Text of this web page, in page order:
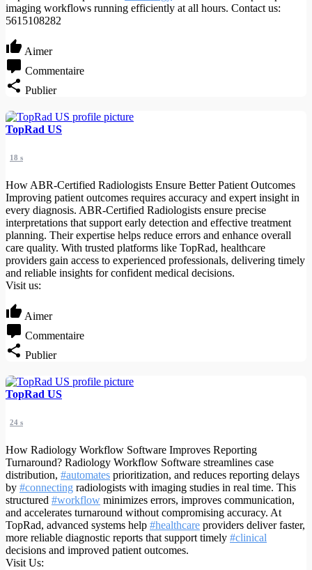
imaging workflows running efficiently at all hours. Contact us:
5615108282
Aimer
Commentaire
Publier
TopRad US
18 s
How ABR-Certified Radiologists Ensure Better Patient Outcomes
Improving patient outcomes requires accuracy and expert insight in
every diagnosis. ABR-Certified Radiologists ensure precise
interpretations that support early detection and effective treatment
planning. Their expertise helps reduce errors and enhance overall
care quality. With trusted platforms like TopRad, healthcare
providers gain access to experienced professionals, delivering timely
and reliable insights for confident medical decisions.
Visit us:
Aimer
Commentaire
Publier
TopRad US
24 s
How Radiology Workflow Software Improves Reporting
Turnaround? Radiology Workflow Software streamlines case
distribution, #automates prioritization, and reduces reporting delays
by #connecting radiologists with imaging studies in real time. This
structured #workflow minimizes errors, improves communication,
and accelerates turnaround without compromising accuracy. At
TopRad, advanced systems help #healthcare providers deliver faster,
more reliable diagnostic reports that support timely #clinical
decisions and improved patient outcomes.
Visit Us: